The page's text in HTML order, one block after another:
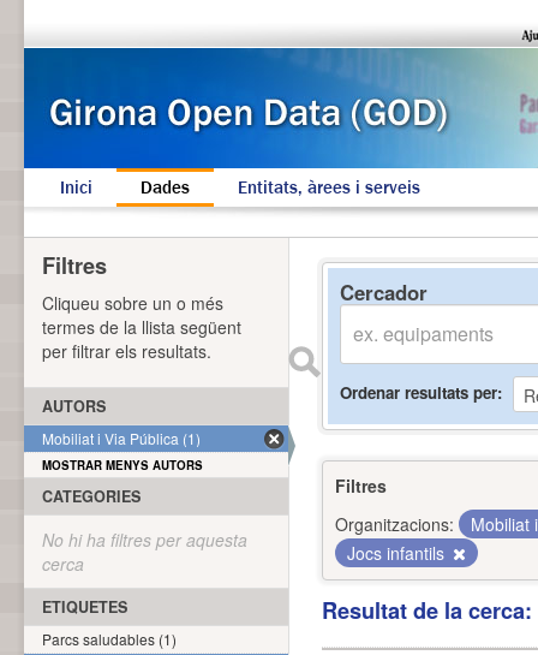
Inici Dades Entitats, àrees i serveis
Cercador
Ordenar resultats per
Filtres
Organitzacions:
Mobiliat
Jocs infantils
Resultat de la
Filtres
Cliqueu sobre un o més
termes de la llista següent
per filtrar els resultats.
AUTORS
Mobiliat i Via Pública (1)
MOSTRAR MENYS AUTORS
CATEGORIES
No hi ha filtres per aquesta
cerca
ETIQUETES
Parcs saludables (1)